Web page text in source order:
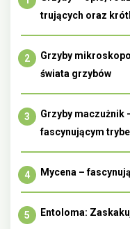
trujących oraz
Grzyby
świata grzybów
Grzyby maczużnik
fascynującym
Mycena –
Entoloma: